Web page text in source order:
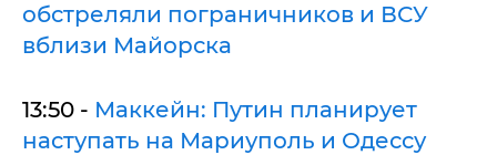
обстреляли пограничников и ВСУ
вблизи Майорска
13:50 - Маккейн: Путин планирует
наступать на Мариуполь и Одессу